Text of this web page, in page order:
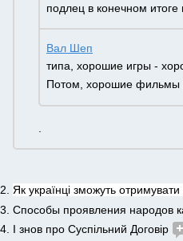
подлец в конечном
Вал Шеп
типа, хорошие игры -
Потом, хорошие фильмы
.
Як українці зможуть
Способы проявления народов
І знов про Суспільний Договір